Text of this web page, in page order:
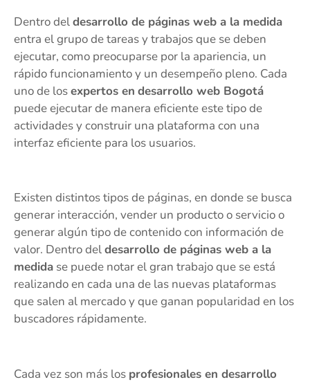
Dentro deldesarrollo de páginas web a la medida
entra el grupo de tareas y trabajos que se deben
ejecutar, como preocuparse por la apariencia, un
rápido funcionamiento y un desempeño pleno. Cada
uno de losexpertos en desarrollo web Bogotá
puede ejecutar de manera eficiente este tipo de
actividades y construir una plataforma con una
interfaz eficiente para los usuarios.
Existen distintos tipos de páginas, en donde se busca
generar interacción, vender un producto o servicio o
generar algún tipo de contenido con información de
valor. Dentro deldesarrollo de páginas web a la
medida se puede notar el gran trabajo que se está
realizando en cada una de las nuevas plataformas
que salen al mercado y que ganan popularidad en los
buscadores rápidamente.
Cada vez son más los profesionales en desarrollo